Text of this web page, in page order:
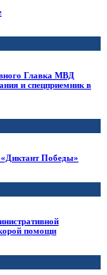
Главка МВД
и спецприемник в
«Диктант Победы»
помощи